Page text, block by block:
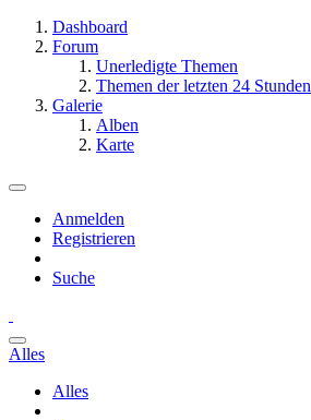
Dashboard
Forum
Unerledigte Themen
Themen der letzten 24 Stunden
Galerie
Alben
Karte
Anmelden
Registrieren
Suche
Alles
Alles